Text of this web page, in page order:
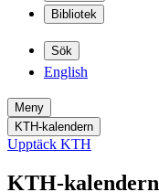
Bibliotek
Sök
English
Meny
KTH-kalendern
Upptäck KTH
KTH-kalendern